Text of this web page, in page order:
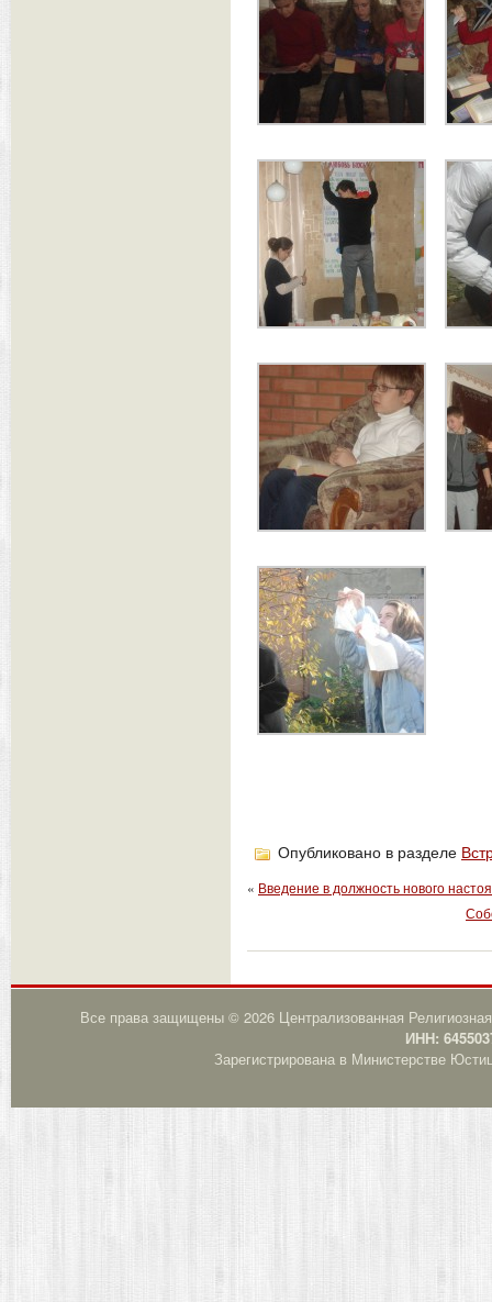
Опубликовано в разделе
« Введение в должность нового
Все права защищены © 2026 Централизованная
ИНН:
Зарегистрирована в Министерстве